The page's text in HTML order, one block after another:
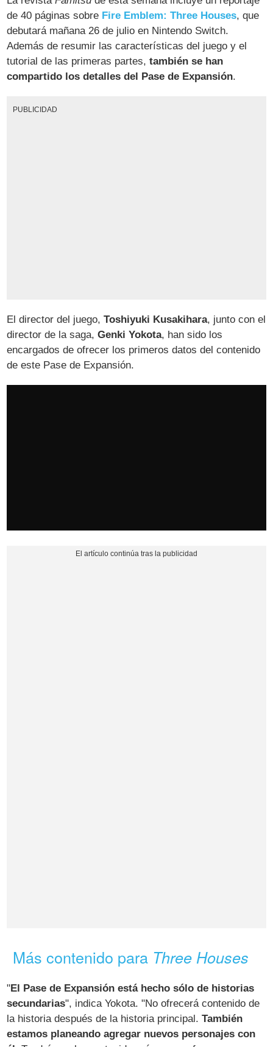
de 40 páginas sobre Fire Emblem: Three Houses, que
debutará mañana 26 de julio en Nintendo Switch.
Además de resumir las características del juego y el
tutorial de las primeras partes,también se han
compartido los detalles del Pase de Expansión.
PUBLICIDAD
El director del juego,Toshiyuki Kusakihara, junto con el
director de la saga,Genki Yokota, han sido los
encargados de ofrecer los primeros datos del contenido
de este Pase de Expansión.
Más contenido para Three Houses
"El Pase de Expansión está hecho sólo de historias
secundarias", indica Yokota. "No ofrecerá contenido de
la historia después de la historia principal.También
estamos planeando agregar nuevos personajes con